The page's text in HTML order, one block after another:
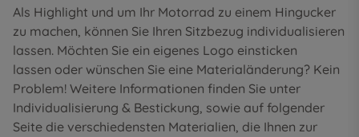
Als Highlight und um Ihr Motorrad zu einem Hingucker
zu machen, können Sie Ihren Sitzbezug individualisieren
lassen. Möchten Sie ein eigenes Logo einsticken
lassen oder wünschen Sie eine Materialänderung? Kein
Problem! Weitere Informationen finden Sie unter
Individualisierung & Bestickung, sowie auf folgender
Seite die verschiedensten Materialien, die Ihnen zur